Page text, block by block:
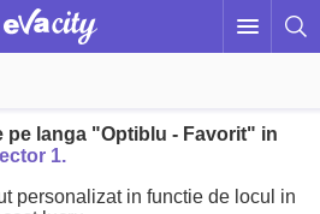
pe langa "Optiblu - Favorit" in
1.
personalizat in functie de locul in